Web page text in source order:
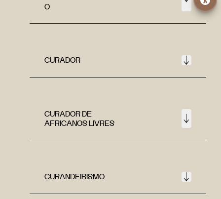
O
CURADOR
CURADOR DE
AFRICANOS LIVRES
CURANDEIRISMO